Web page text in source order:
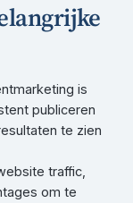
is
publiceren
te zien
traffic,
om te